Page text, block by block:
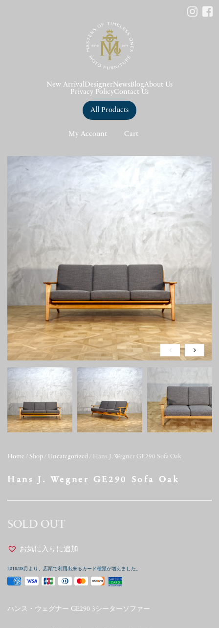
New Arrival DesignerNews BlogAbout Us
Privacy PolicyContact Us
All Products
My Account Cart
Home / Shop / Uncategorized / Hans J. Wegner GE290 Sofa Oak
Hans J. Wegner GE290 Sofa Oak
SOLD OUT
お気に入りに追加
2018/08月より、店頭で利用出来るカード種類が増えました。
ハンス・ウェグナー GE290 3シーターソファー